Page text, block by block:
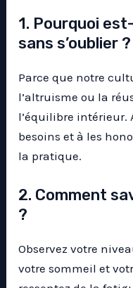
1. Pourquoi
sans s’oublier ?
Parce que notre
l’altruisme ou la
l’équilibre intérieur.
besoins et à les
la pratique.
2. Comment
?
Observez votre
votre sommeil et